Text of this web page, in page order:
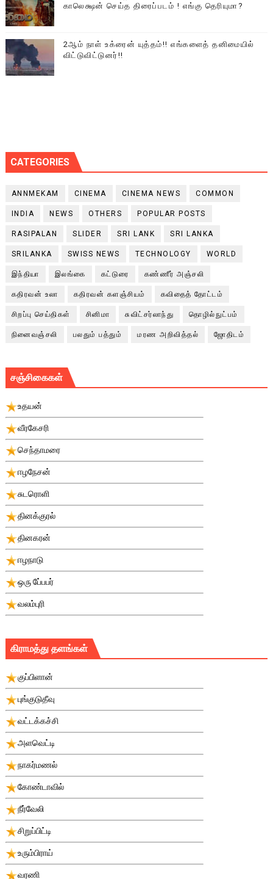
காலெக்ஷன் செய்த திரைப்படம் ! எங்கு தெரியுமா?
2ஆம் நாள் உக்ரைன் யுத்தம்!! எங்களைத் தனிமையில்
விட்டுவிட்டுனர்!!
CATEGORIES
ANNMEKAM CINEMA CINEMA NEWS COMMON
INDIA NEWS OTHERS POPULAR POSTS
RASIPALAN SLIDER SRI LANK SRI LANKA
SRILANKA SWISS NEWS TECHNOLOGY WORLD
இந்தியா இலங்கை கட்டுரை கண்ணீர் அஞ்சலி
கதிரவன் உலா கதிரவன் களஞ்சியம் கவிதைத் தோட்டம்
சிறப்பு செய்திகள் சினிமா சுவிட்சர்லாந்து தொழில்நுட்பம்
நினைவஞ்சலி பலதும் பத்தும் மரண அறிவித்தல் ஜோதிடம்
சஞ்சிகைகள்
உதயன்
வீரகேசரி
செந்தாமரை
ஈழநேசன்
சுடரொளி
தினக்குரல்
தினகரன்
ஈழநாடு
ஒரு பே்பபர்
வலம்புரி
கிராமத்து தளங்கள்
குப்பிளான்
புங்குடுதீவு
வட்டக்கச்சி
அளவெட்டி
நாகர்மணல்
கோண்டாவில்
நீர்வேலி
சிறுப்பிட்டி
உரும்பிராய்
வரணி